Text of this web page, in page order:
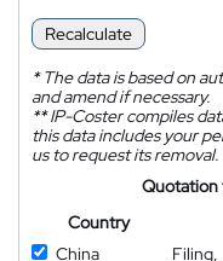
Recalculate
*The data is based on
and amend if necessary.
**IP-Coster compiles
this data includes your
us to request its removal.
Quotation
Country
China
Filing,